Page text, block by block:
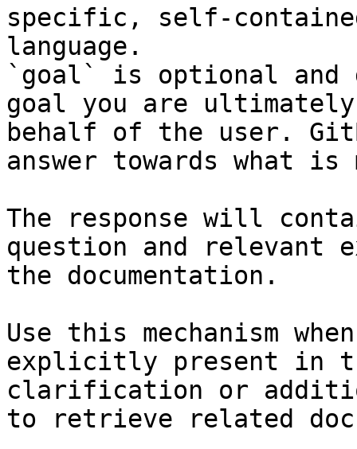
specific, self-
language.
`goal` is optional and
goal you are
behalf of the user.
answer towards what
The response will
question and relevant
the documentation.
Use this mechanism
explicitly present in
clarification or